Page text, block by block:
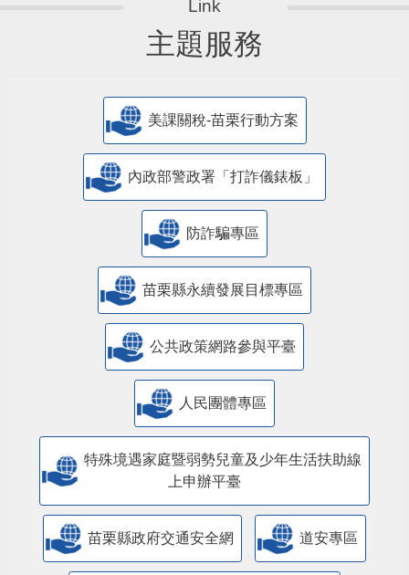
主題服務
美課關稅-苗栗行動方案
內政部警政署「打詐儀錶板」
防詐騙專區
苗栗縣永續發展目標專區
公共政策網路參與平臺
人民團體專區
特殊境遇家庭暨弱勢兒童及少年生活扶助線
上申辦平臺
苗栗縣政府交通安全網 道安專區